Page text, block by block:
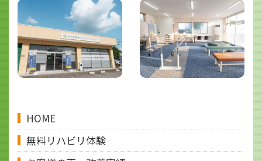
HOME
無料リハビリ体験